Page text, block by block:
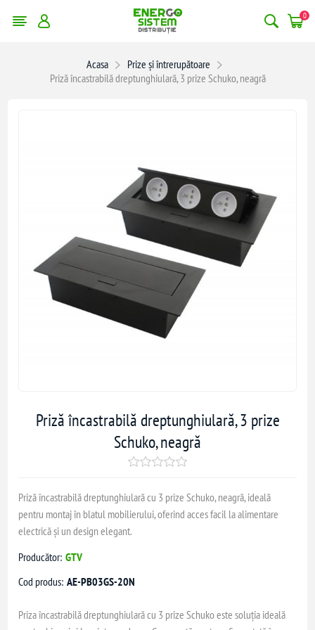
0
Acasa
Prize și întrerupătoare
Priză încastrabilă dreptunghiulară, 3 prize Schuko, neagră
Priză încastrabilă dreptunghiulară, 3 prize
Schuko, neagră
Priză încastrabilă dreptunghiulară cu 3 prize Schuko, neagră, ideală
pentru montaj în blatul mobilierului, oferind acces facil la alimentare
electrică și un design elegant.
Producător: GTV
Cod produs: AE-PB03GS-20N
Priza încastrabilă dreptunghiulară cu 3 prize Schuko este soluția ideală